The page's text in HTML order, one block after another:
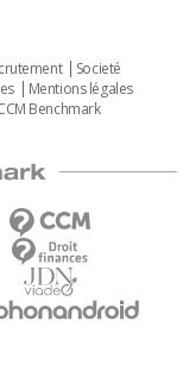
Societé
Mentions légales
Benchmark